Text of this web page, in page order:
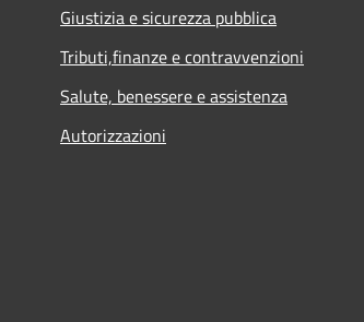
Giustizia e sicurezza pubblica
Tributi,finanze e contravvenzioni
Salute, benessere e assistenza
Autorizzazioni